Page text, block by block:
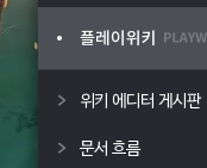
위키 에디터 게시판
문서 흐름